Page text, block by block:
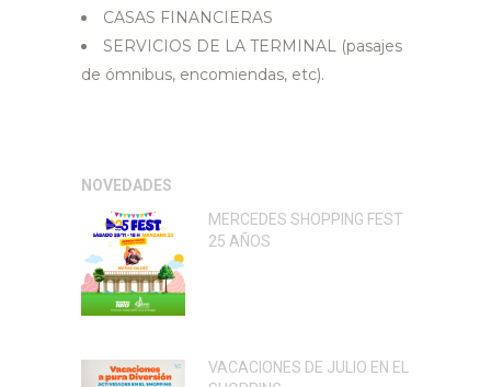
CASAS FINANCIERAS
SERVICIOS DE LA TERMINAL (pasajes
de ómnibus, encomiendas, etc).
NOVEDADES
MERCEDES SHOPPING FEST
25 AÑOS
VACACIONES DE JULIO EN EL